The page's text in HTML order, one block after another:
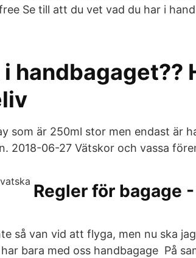
Se till att du vet vad du har i
handbagaget??
som är 250ml stor men endast är
2018-06-27 Vätskor och vassa
Regler för bagage
så van vid att flyga, men nu ska
bara med oss handbagage På